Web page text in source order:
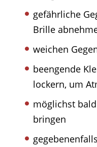
gefährliche
Brille
weichen
beengende
lockern, um
möglichst
bringen